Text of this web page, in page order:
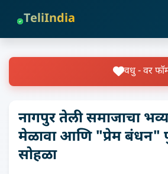
TeliIndia
वधु - वर
नागपुर तेली समाजाचा
मेळावा आणि "प्रेम बंधन"
सोहळा